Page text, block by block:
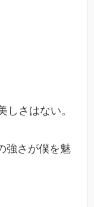
しさはない。
強さが僕を魅